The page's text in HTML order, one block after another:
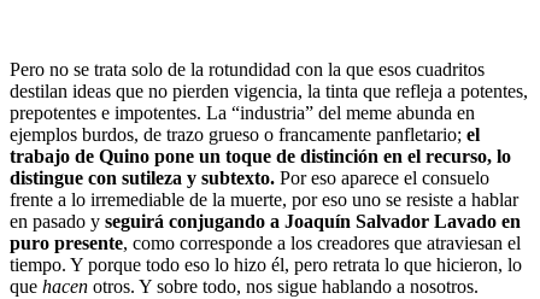
Pero no se trata solo de la rotundidad con la que esos cuadritos
destilan ideas que no pierden vigencia, la tinta que refleja a potentes,
prepotentes e impotentes. La “industria” del meme abunda en
ejemplos burdos, de trazo grueso o francamente panfletario; el
trabajo de Quino pone un toque de distinción en el recurso, lo
distingue con sutileza y subtexto. Por eso aparece el consuelo
frente a lo irremediable de la muerte, por eso uno se resiste a hablar
en pasado y seguirá conjugando a Joaquín Salvador Lavado en
puro presente, como corresponde a los creadores que atraviesan el
tiempo. Y porque todo eso lo hizo él, pero retrata lo que hicieron, lo
que hacen otros. Y sobre todo, nos sigue hablando a nosotros.